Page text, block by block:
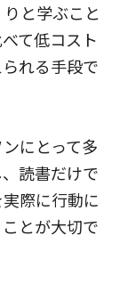
と学ぶこと
て低コスト
れる手段で
にとって多
読書だけで
際に行動に
とが大切で